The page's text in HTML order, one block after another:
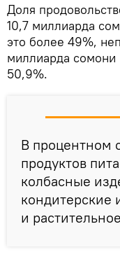
Доля
10,7 миллиарда
это более 49%,
миллиарда
50,9%.
В процентном
продуктов
колбасные
кондитерские
и